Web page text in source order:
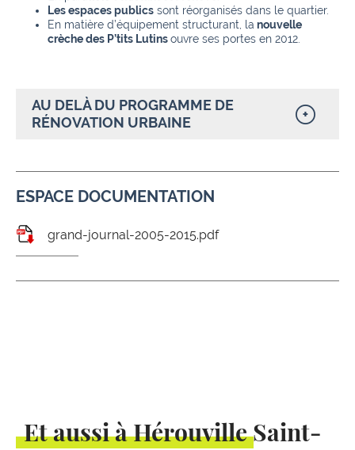
Les espaces publics sont réorganisés dans le quartier.
En matière d’équipement structurant, la nouvelle
crèche des P’tits Lutinsouvre ses portes en 2012.
AU DELÀ DU PROGRAMME DE
RÉNOVATION URBAINE
ESPACE DOCUMENTATION
grand-journal-2005-2015.pdf
Et aussi à Hérouville Saint-